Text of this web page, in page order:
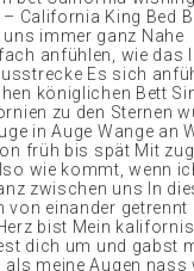
California King Bed
immer ganz Nahe
anfühlen, wie das
Es sich
königlichen Bett
zu den Sternen
in Auge Wange an
früh bis spät Mit
wie kommt, wenn
zwischen uns In
einander getrennt
bist Mein
dich um und gabst
meine Augen nass